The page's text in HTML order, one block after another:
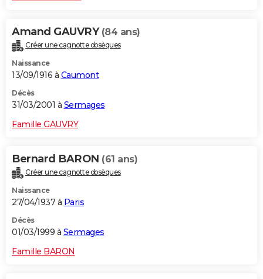
Amand GAUVRY (84 ans)
Créer une cagnotte obsèques
Naissance
13/09/1916 à Caumont
Décès
31/03/2001 à Sermages
Famille GAUVRY
Bernard BARON (61 ans)
Créer une cagnotte obsèques
Naissance
27/04/1937 à Paris
Décès
01/03/1999 à Sermages
Famille BARON